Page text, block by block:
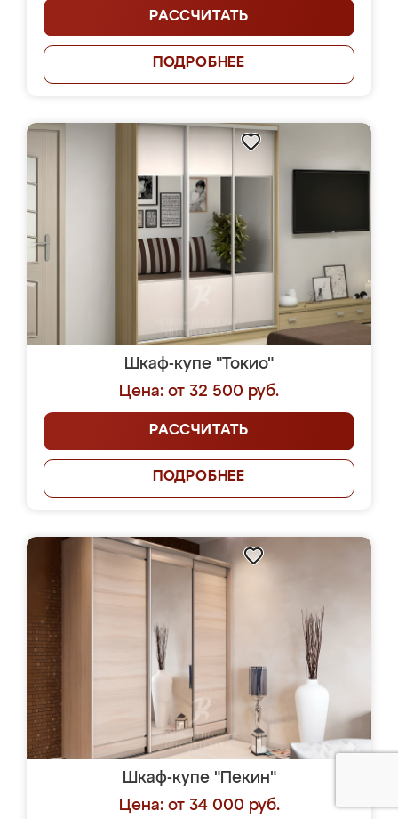
РАССЧИТАТЬ
ПОДРОБНЕЕ
Шкаф-купе "Токио"
Цена: от 32 500 руб.
РАССЧИТАТЬ
ПОДРОБНЕЕ
Шкаф-купе "Пекин"
Цена: от 34 000 руб.